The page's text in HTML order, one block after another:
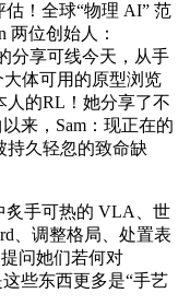
！全球“物理 AI” 范
两位创始人：
分享可线今天，从手
体可用的原型浏览
人的RL！她分享了不
来，Sam：现正在的
持久轻忽的致命缺
手可热的 VLA、世
、调整格局、处置表
问她们若何对
些东西更多是“手艺